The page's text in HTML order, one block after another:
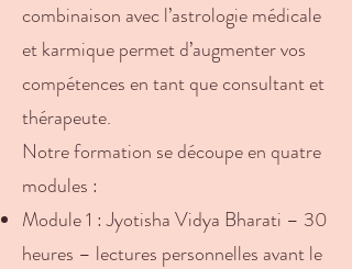
combinaison avec l’astrologie médicale
et karmique permet d’augmenter vos
compétences en tant que consultant et
thérapeute.
Notre formation se découpe en quatre
modules :
Module 1 : Jyotisha Vidya Bharati – 30
heures – lectures personnelles avant le